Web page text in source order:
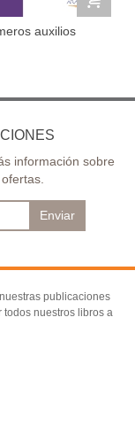
auxilios
información sobre
Enviar
publicaciones
nuestros libros a